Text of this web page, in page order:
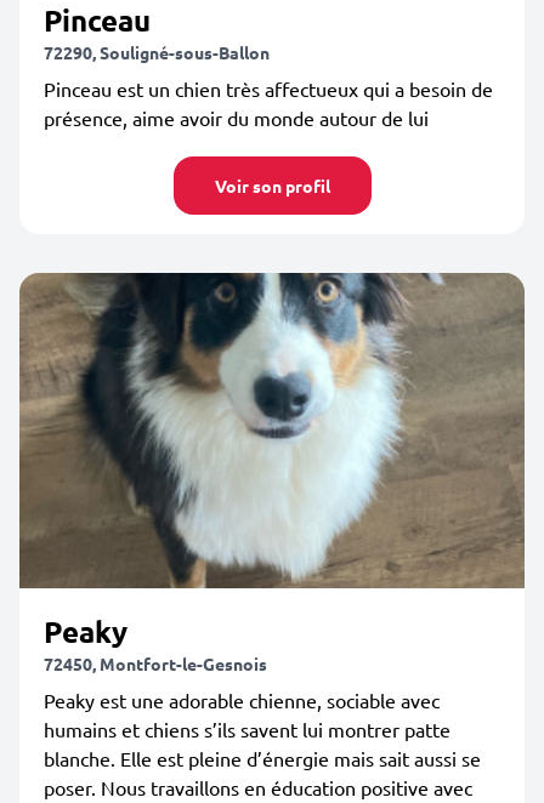
Pinceau
72290, Souligné-sous-Ballon
Pinceau est un chien très affectueux qui a besoin de
présence, aime avoir du monde autour de lui
Voir son profil
Peaky
72450, Montfort-le-Gesnois
Peaky est une adorable chienne, sociable avec
humains et chiens s’ils savent lui montrer patte
blanche. Elle est pleine d’énergie mais sait aussi se
poser. Nous travaillons en éducation positive avec